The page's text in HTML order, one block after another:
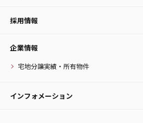
採用情報
企業情報
宅地分譲実績・所有物件
インフォメーション